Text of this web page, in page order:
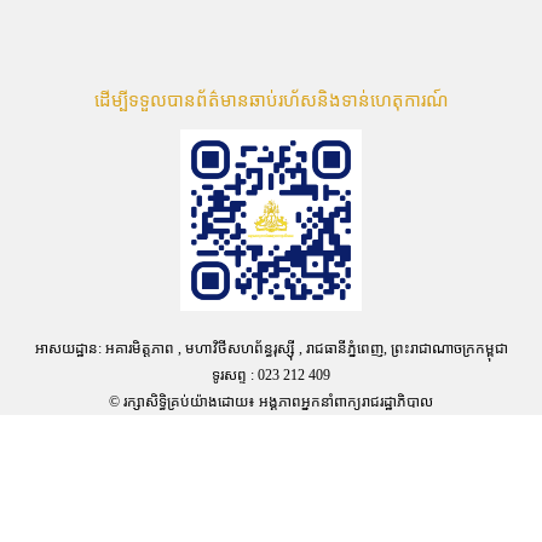
ដើម្បីទទួលបានព័ត៌មានឆាប់រហ័សនិងទាន់ហេតុការណ៍
អាសយដ្ឋាន: អគារមិត្តភាព , មហាវិថីសហព័ន្ធរុស្ស៊ី , រាជធានីភ្នំពេញ, ព្រះរាជាណាចក្រកម្ពុជា
ទូរសព្ទ : 023 212 409
© រក្សាសិទ្ធិគ្រប់យ៉ាងដោយ៖ អង្គភាពអ្នកនាំពាក្យរាជរដ្ឋាភិបាល